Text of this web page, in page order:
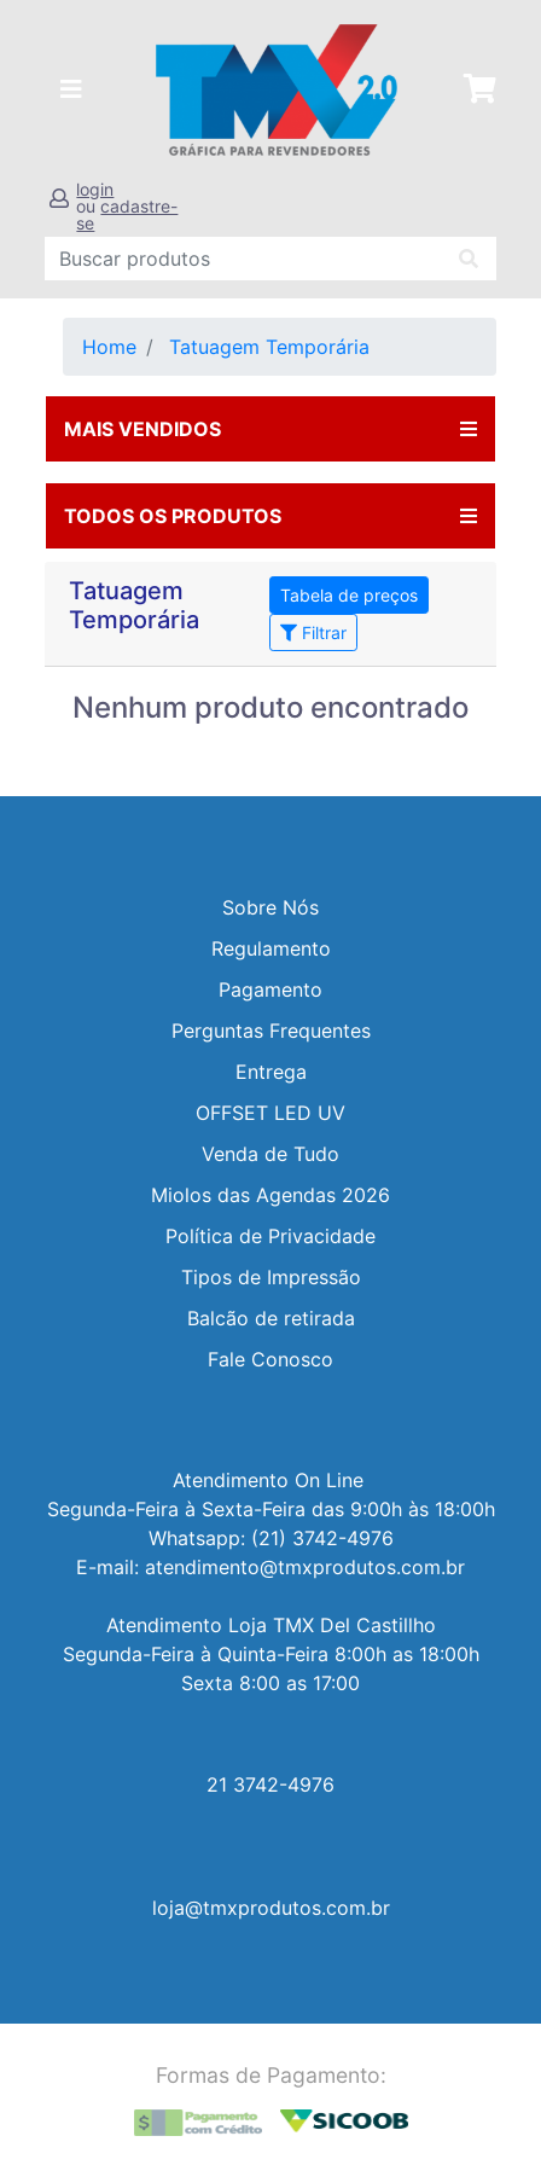
login
oucadastre-
se
Home Tatuagem Temporária
MAIS VENDIDOS
TODOS OS PRODUTOS
Tatuagem
Temporária
Tabela de preços
Filtrar
Nenhum produto encontrado
Sobre Nós
Regulamento
Pagamento
Perguntas Frequentes
Entrega
OFFSET LED UV
Venda de Tudo
Miolos das Agendas 2026
Política de Privacidade
Tipos de Impressão
Balcão de retirada
Fale Conosco
Atendimento On Line
Segunda-Feira à Sexta-Feira das 9:00h às 18:00h
Whatsapp: (21) 3742-4976
E-mail: atendimento@tmxprodutos.com.br
Atendimento Loja TMX Del Castillho
Segunda-Feira à Quinta-Feira 8:00h as 18:00h
Sexta 8:00 as 17:00
21 3742-4976
loja@tmxprodutos.com.br
Formas de Pagamento: